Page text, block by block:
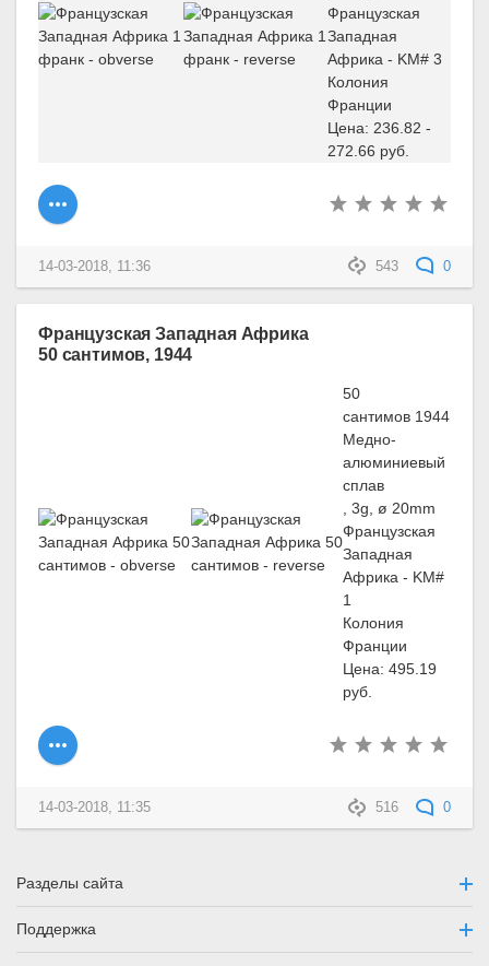
Французская
Западная
Африка - KM# 3
Колония
Франции
Цена: 236.82 -
272.66 руб.
543 0
14-03-2018, 11:36
Французская Западная Африка
50 сантимов, 1944
50
сантимов 1944
Медно-
алюминиевый
сплав
, 3g, ø 20mm
Французская
Западная
Африка - KM#
1
Колония
Франции
Цена: 495.19
руб.
516 0
14-03-2018, 11:35
Разделы сайта
Поддержка